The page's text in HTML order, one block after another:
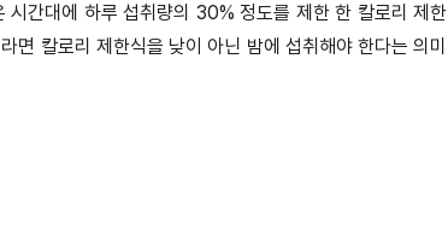
간대에 하루 섭취량의 30% 정도를 제한 한 칼로리 제한
면 칼로리 제한식을 낮이 아닌 밤에 섭취해야 한다는 의미